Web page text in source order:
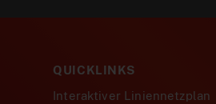
QUICKLINKS
Interaktiver Liniennetzplan